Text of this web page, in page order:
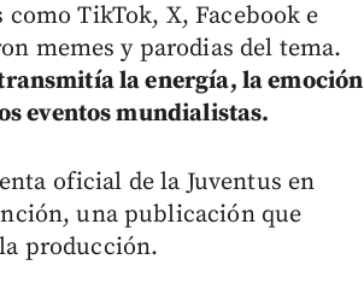
TikTok, X, Facebook e
memes y parodias del tema.
la energía, la emoción
eventos mundialistas.
oficial de la Juventus en
una publicación que
producción.